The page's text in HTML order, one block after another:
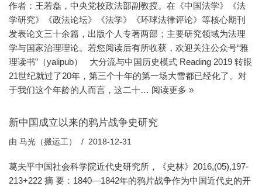
作者：王若磊，中央党校政法部副教授。在《中国法学》《法
学研究》《政法论坛》《法学》《环球法律评论》等核心期刊
发表论文三十余篇，出版个人专著两部；主要研究领域为法理
学与国家治理理论。若您阅读后有所收获，欢迎关注公众号“雅
理读书”（yalipub） 大分流与中国历史模式 Reading 2019 转眼
21世纪就过了20年，第三个十年的第一场大雪都已经化了。对
于我们这个年龄的人而言，这二十… 阅读更多 »
新中国成立以来的鸦片战争史研究
由 马光（搬运工） 2018-12-31
葛夫平中国社会科学院近代史研究所，《史林》2016,(05),197-
213+222 摘 要：1840—1842年的鸦片战争作为中国近代史的开